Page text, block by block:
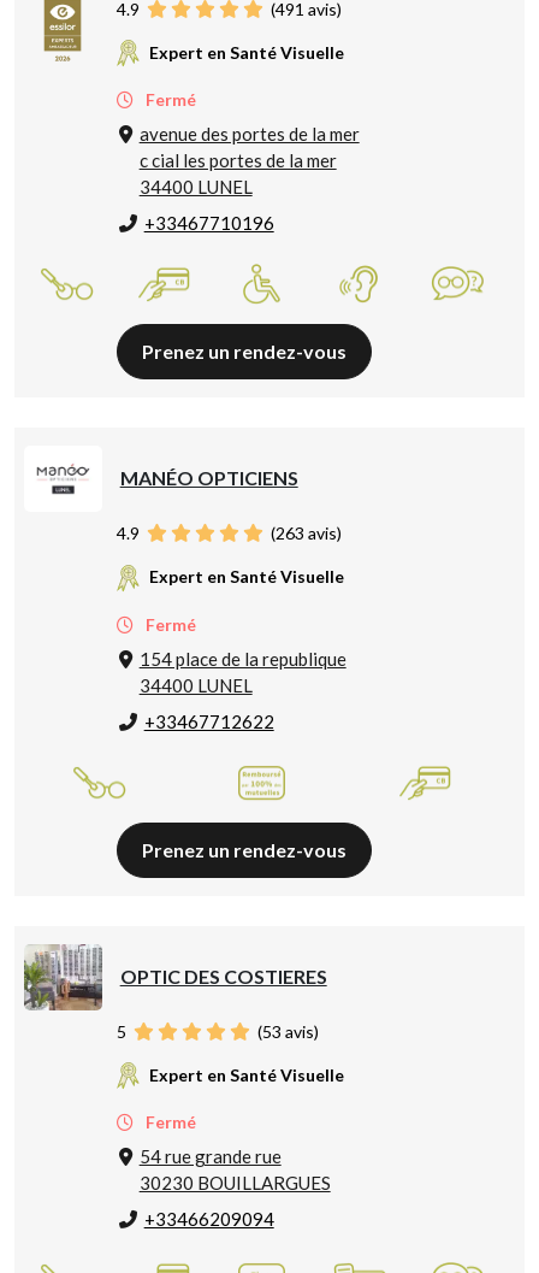
4.9 (491 avis)
Expert en Santé Visuelle
Fermé
avenue des portes de la mer
c cial les portes de la mer
34400 LUNEL
+33467710196
Prenez un rendez-vous
MANÉO OPTICIENS
4.9 (263 avis)
Expert en Santé Visuelle
Fermé
154 place de la republique
34400 LUNEL
+33467712622
Prenez un rendez-vous
OPTIC DES COSTIERES
5 (53 avis)
Expert en Santé Visuelle
Fermé
54 rue grande rue
30230 BOUILLARGUES
+33466209094